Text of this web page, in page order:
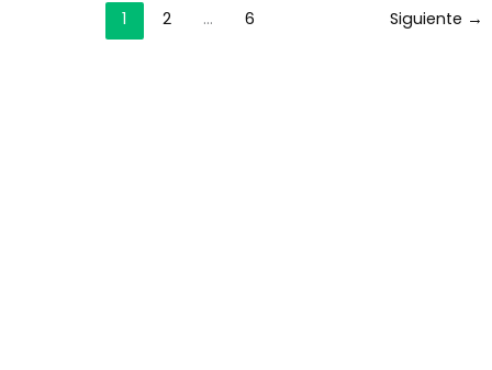
1 2 … 6 Siguiente →